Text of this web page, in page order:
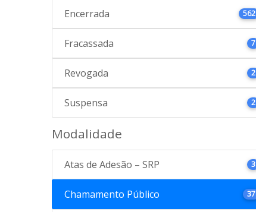
Encerrada 562
Fracassada 7
Revogada 2
Suspensa 2
Modalidade
Atas de Adesão – SRP 3
Chamamento Público 37